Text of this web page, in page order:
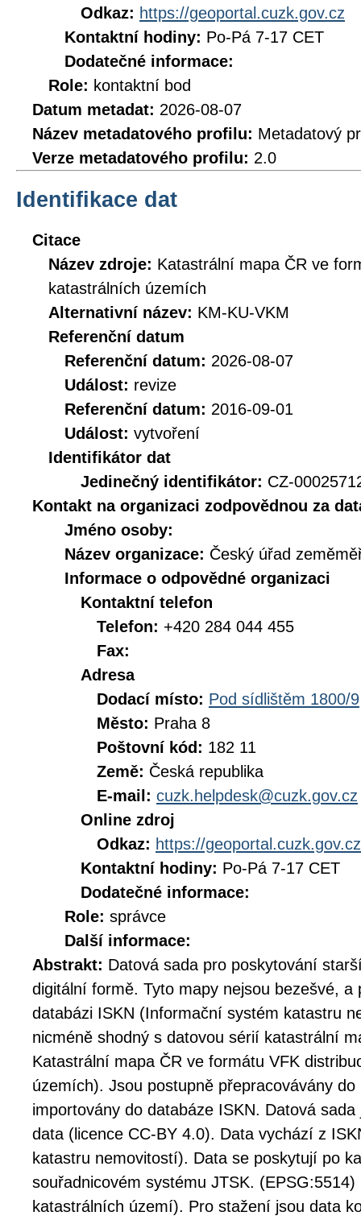
Odkaz: https://geoportal.cuzk.gov.cz
Kontaktní hodiny: Po-Pá 7-17 CET
Dodatečné informace:
Role: kontaktní bod
Datum metadat: 2026-08-07
Název metadatového profilu: Metadatový
Verze metadatového profilu: 2.0
Identifikace dat
Citace
Název zdroje: Katastrální mapa ČR ve
katastrálních územích
Alternativní název: KM-KU-VKM
Referenční datum
Referenční datum: 2026-08-07
Událost: revize
Referenční datum: 2016-09-01
Událost: vytvoření
Identifikátor dat
Jedinečný identifikátor: CZ-
Kontakt na organizaci zodpovědnou za
Jméno osoby:
Název organizace: Český úřad
Informace o odpovědné organizaci
Kontaktní telefon
Telefon: +420 284 044 455
Fax:
Adresa
Dodací místo: Pod sídlištěm 1800/9
Město: Praha 8
Poštovní kód: 182 11
Země: Česká republika
E-mail: cuzk.helpdesk@cuzk.gov.cz
Online zdroj
Odkaz: https://geoportal.cuzk.gov.cz
Kontaktní hodiny: Po-Pá 7-17 CET
Dodatečné informace:
Role: správce
Další informace:
Abstrakt: Datová sada pro poskytování
digitální formě. Tyto mapy nejsou bezešvé, a
databázi ISKN (Informační systém katastru
nicméně shodný s datovou sérií katastrální
Katastrální mapa ČR ve formátu VFK
územích). Jsou postupně přepracovávány
importovány do databáze ISKN. Datová
data (licence CC-BY 4.0). Data vychází z
katastru nemovitostí). Data se poskytují po
souřadnicovém systému JTSK.
katastrálních území). Pro stažení jsou data